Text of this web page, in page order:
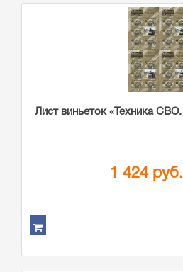
Лист виньеток «Техника
1 424 руб.